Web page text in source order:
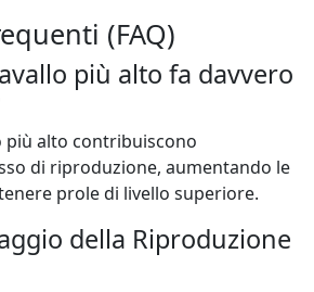
(FAQ)
più alto fa davvero
più alto contribuiscono
di riproduzione, aumentando le
prole di livello superiore.
della Riproduzione